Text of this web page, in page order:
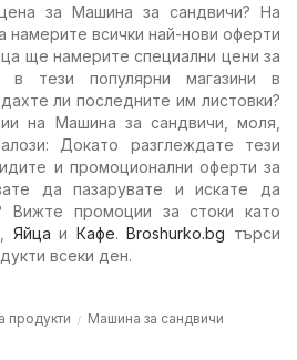
за Машина за сандвичи? На
намерите всички най-нови оферти
ще намерите специални цени за
в тези популярни магазини в
ли последните им листовки?
на Машина за сандвичи, моля,
Докато разглеждате тези
и промоционални оферти за
да пазарувате и искате да
Вижте промоции за стоки като
Яйца и Кафе.Broshurko.bg търси
всеки ден.
продукти Машина за сандвичи